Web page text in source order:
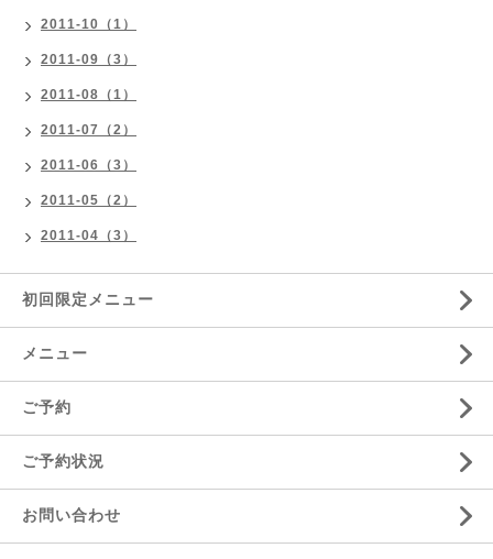
2011-10（1）
2011-09（3）
2011-08（1）
2011-07（2）
2011-06（3）
2011-05（2）
2011-04（3）
初回限定メニュー
メニュー
ご予約
ご予約状況
お問い合わせ